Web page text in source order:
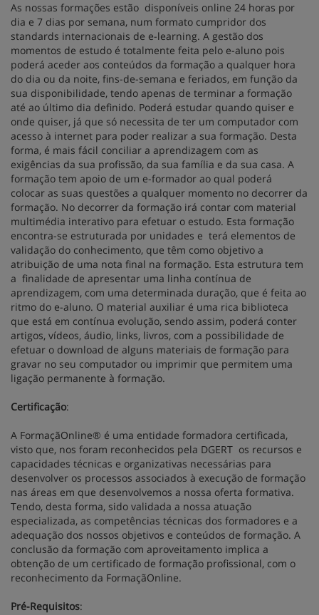
As nossas formações estão disponíveis online 24 horas por
dia e 7 dias por semana, num formato cumpridor dos
standards internacionais de e-learning. A gestão dos
momentos de estudo é totalmente feita pelo e-aluno pois
poderá aceder aos conteúdos da formação a qualquer hora
do dia ou da noite, fins-de-semana e feriados, em função da
sua disponibilidade, tendo apenas de terminar a formação
até ao último dia definido. Poderá estudar quando quiser e
onde quiser, já que só necessita de ter um computador com
acesso à internet para poder realizar a sua formação. Desta
forma, é mais fácil conciliar a aprendizagem com as
exigências da sua profissão, da sua família e da sua casa. A
formação tem apoio de um e-formador ao qual poderá
colocar as suas questões a qualquer momento no decorrer da
formação. No decorrer da formação irá contar com material
multimédia interativo para efetuar o estudo. Esta formação
encontra-se estruturada por unidades e terá elementos de
validação do conhecimento, que têm como objetivo a
atribuição de uma nota final na formação. Esta estrutura tem
a finalidade de apresentar uma linha contínua de
aprendizagem, com uma determinada duração, que é feita ao
ritmo do e-aluno. O material auxiliar é uma rica biblioteca
que está em contínua evolução, sendo assim, poderá conter
artigos, vídeos, áudio, links, livros, com a possibilidade de
efetuar o download de alguns materiais de formação para
gravar no seu computador ou imprimir que permitem uma
ligação permanente à formação.
Certificação:
A FormaçãOnline® é uma entidade formadora certificada,
visto que, nos foram reconhecidos pela DGERT os recursos e
capacidades técnicas e organizativas necessárias para
desenvolver os processos associados à execução de formação
nas áreas em que desenvolvemos a nossa oferta formativa.
Tendo, desta forma, sido validada a nossa atuação
especializada, as competências técnicas dos formadores e a
adequação dos nossos objetivos e conteúdos de formação. A
conclusão da formação com aproveitamento implica a
obtenção de um certificado de formação profissional, com o
reconhecimento da FormaçãOnline.
Pré-Requisitos: